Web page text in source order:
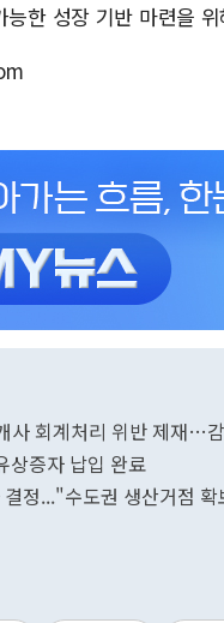
한 성장 기반 마련을
사 회계처리 위반 제재…
상증자 납입 완료
정..."수도권 생산거점 확